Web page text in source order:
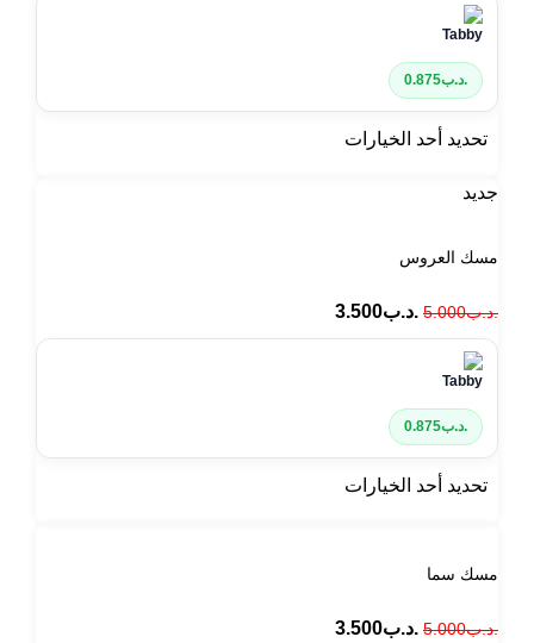
.د.ب0.875
تحديد أحد الخيارات
جديد
مسك العروس
.د.ب5.000 .د.ب3.500
.د.ب0.875
تحديد أحد الخيارات
مسك سما
.د.ب5.000 .د.ب3.500